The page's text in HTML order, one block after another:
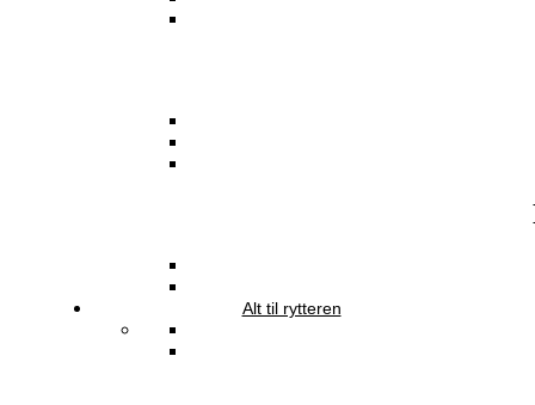
Alt til rytteren